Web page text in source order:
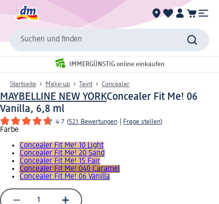
Suchen und finden
IMMERGÜNSTIG online einkaufen
Startseite Make-up Teint Concealer
MAYBELLINE NEW YORKConcealer Fit Me! 06
Vanilla, 6,8 ml
4.7 (521 Bewertungen Frage stellen)
Farbe
Concealer Fit Me! 10 Light
Concealer Fit Me! 20 Sand
Concealer Fit Me! 15 Fair
Concealer Fit Me! 040 Caramel
Concealer Fit Me! 06 Vanilla